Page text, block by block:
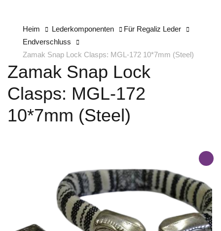
Heim Lederkomponenten
Für Regaliz Leder
Endverschluss
Zamak Snap Lock Clasps: MGL-172 10*7mm (Steel)
Zamak Snap Lock
Clasps: MGL-172
10*7mm (Steel)